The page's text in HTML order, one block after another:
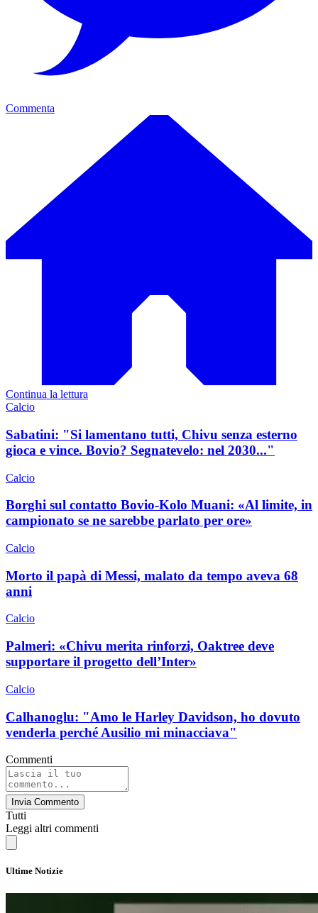
Commenta
Continua la lettura
Calcio
Sabatini: "Si lamentano tutti, Chivu senza esterno
gioca e vince. Bovio? Segnatevelo: nel 2030..."
Calcio
Borghi sul contatto Bovio-Kolo Muani: «Al limite, in
campionato se ne sarebbe parlato per ore»
Calcio
Morto il papà di Messi, malato da tempo aveva 68
anni
Calcio
Palmeri: «Chivu merita rinforzi, Oaktree deve
supportare il progetto dell’Inter»
Calcio
Calhanoglu: "Amo le Harley Davidson, ho dovuto
venderla perché Ausilio mi minacciava"
Commenti
Invia Commento
Tutti
Leggi altri commenti
Ultime Notizie